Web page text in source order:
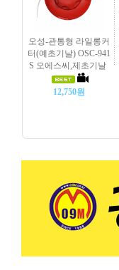
오성-관통형 라일롱커
터(예초기날) OSC-941
S 오에스씨,제초기날
12,750원